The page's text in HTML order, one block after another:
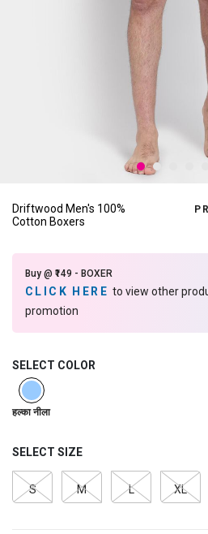
Driftwood Men's 100%
Cotton Boxers
Buy @ ₹149 - BOXER
CLICK HEREto view other
promotion
SELECT COLOR
selected
हल्का नीला
SELECT SIZE
S M L XL